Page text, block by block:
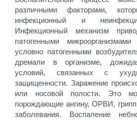
различными факторами,
инфекционный и
Инфекционный механизм
патогенными
условно патогенными
дремали в организме,
условий, связанных с
защищенности. Заражение
или носовой полости. Это
порождающие ангину, ОРВИ,
заболевания. Воспаление